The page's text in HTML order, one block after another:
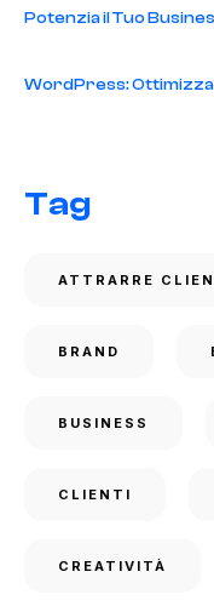
Potenzia il Tuo
WordPress: Ottimizza
Tag
ATTRARRE
BRAND
BUSINESS
CLIENTI
CREATIVITÀ